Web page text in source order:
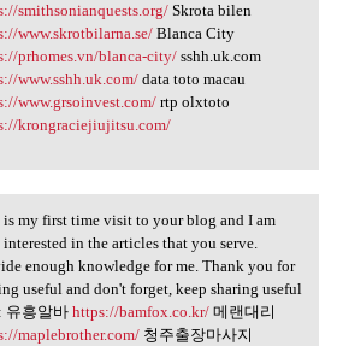
smithsonianquests.org/Skrota bilen
www.skrotbilarna.se/Blanca City
prhomes.vn/blanca-city/sshh.uk.com
www.sshh.uk.com/data toto macau
www.grsoinvest.com/rtp olxtoto
krongraciejiujitsu.com/
my first time visit
is my first time visit to your blog and I am
in the articles that you serve.
enough knowledge for me. Thank you for
useful and don't forget, keep sharing useful
유흥알바 https://bamfox.co.kr/메랜대리
maplebrother.com/청주출장마사지